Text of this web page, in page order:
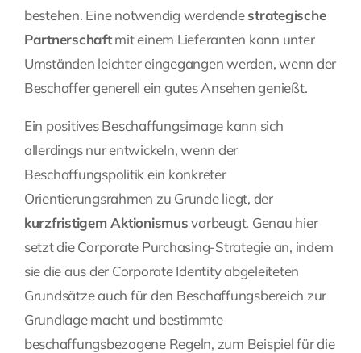
bestehen. Eine notwendig werdendestrategische
Partnerschaftmit einem Lieferanten kann unter
Umständen leichter eingegangen werden, wenn der
Beschaffer generell ein gutes Ansehen genießt.
Ein positives Beschaffungsimage kann sich
allerdings nur entwickeln, wenn der
Beschaffungspolitik ein konkreter
Orientierungsrahmen zu Grunde liegt, der
kurzfristigem Aktionismusvorbeugt. Genau hier
setzt die Corporate Purchasing-Strategie an, indem
sie die aus der Corporate Identity abgeleiteten
Grundsätze auch für den Beschaffungsbereich zur
Grundlage macht und bestimmte
beschaffungsbezogene Regeln, zum Beispiel für die